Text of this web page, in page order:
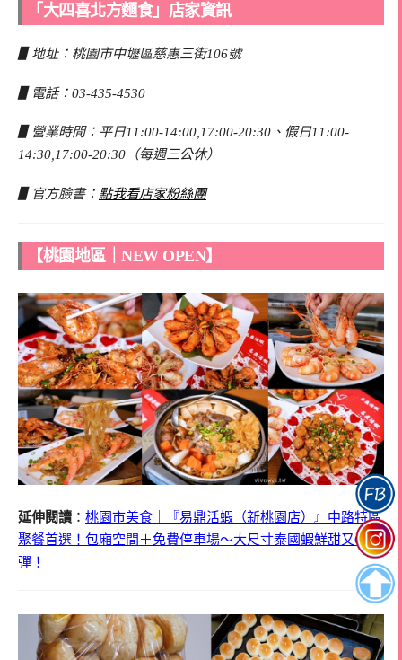
「大四喜北方麵食」店家資訊
▋地址：桃園市中壢區慈惠三街106號
▋電話：03-435-4530
▋營業時間：平日11:00-14:00,17:00-20:30、假日11:00-
14:30,17:00-20:30（每週三公休）
▋官方臉書： 點我看店家粉絲團
【桃園地區｜NEW OPEN】
延伸閱讀 ： 桃園市美食｜『易鼎活蝦（新桃園店）』中路特區
聚餐首選！包廂空間＋免費停車場～大尺寸泰國蝦鮮甜又Q
彈！